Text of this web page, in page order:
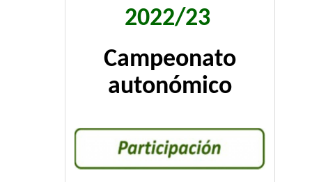
2022/23
Campeonato
autonómico